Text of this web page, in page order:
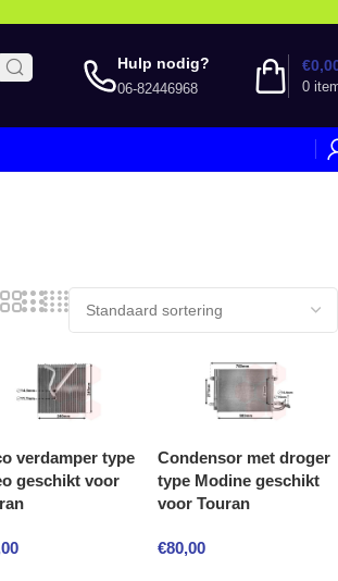
Hulp nodig?
06-82446968 0
€
verdamper type
geschikt voor
Condensor met droger
type Modine geschikt
voor Touran
€80,00